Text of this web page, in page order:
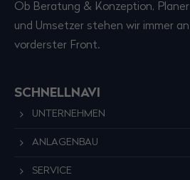
Ob Beratung & Konzeption, Planer
und Umsetzer stehen wir immer an
vorderster Front.
SCHNELLNAVI
UNTERNEHMEN
ANLAGENBAU
SERVICE